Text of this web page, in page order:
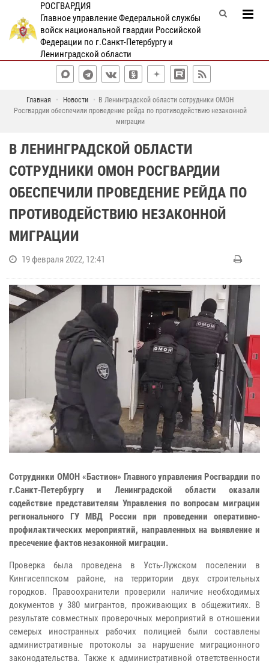
РОСГВАРДИЯ
Главное управление Федеральной службы
войск национальной гвардии Российской
Федерации по г.Санкт-Петербургу и
Ленинградской области
Главная Новости
В Ленинградской области сотрудники ОМОН
Росгвардии обеспечили проведение рейда по противодействию незаконной
миграции
В ЛЕНИНГРАДСКОЙ ОБЛАСТИ
СОТРУДНИКИ ОМОН РОСГВАРДИИ
ОБЕСПЕЧИЛИ ПРОВЕДЕНИЕ РЕЙДА ПО
ПРОТИВОДЕЙСТВИЮ НЕЗАКОННОЙ
МИГРАЦИИ
19 февраля 2022, 12:41
Сотрудники ОМОН «Бастион» Главного управления Росгвардии по
г.Санкт-Петербургу и Ленинградской области оказали
содействие представителям Управления по вопросам миграции
регионального ГУ МВД России при проведении оперативно-
профилактических мероприятий, направленных на выявление и
пресечение фактов незаконной миграции.
Проверка была проведена в Усть-Лужском поселении в
Кингисеппском районе, на территории двух строительных
городков. Правоохранители проверили наличие необходимых
документов у 380 мигрантов, проживающих в общежитиях. В
результате совместных проверочных мероприятий в отношении
семерых иностранных рабочих полицией были составлены
административные протоколы за нарушение миграционного
законодательства. Также к административной ответственности